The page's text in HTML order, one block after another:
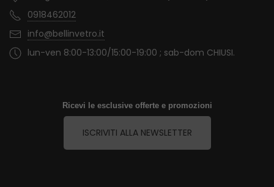
0918462012
info@bellinvetro.it
lun-ven 8:00-13:00/15:00-19:00 ; sab-dom CHIUSI.
Ricevi le esclusive offerte e promozioni
ISCRIVITI ALLA NEWSLETTER